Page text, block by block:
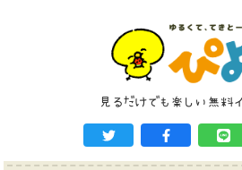
見るだけでも楽しい無料